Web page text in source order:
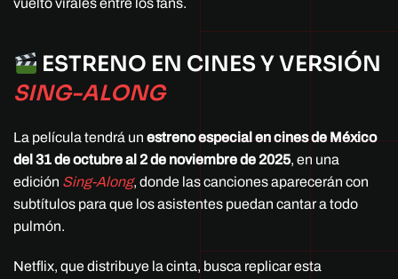
vuelto virales entre los fans.
ESTRENO EN CINES Y VERSIÓN
SING-ALONG
La película tendrá un estreno especial en cines de México
del 31 de octubre al 2 de noviembre de 2025, en una
edición Sing-Along, donde las canciones aparecerán con
subtítulos para que los asistentes puedan cantar a todo
pulmón.
Netflix, que distribuye la cinta, busca replicar esta